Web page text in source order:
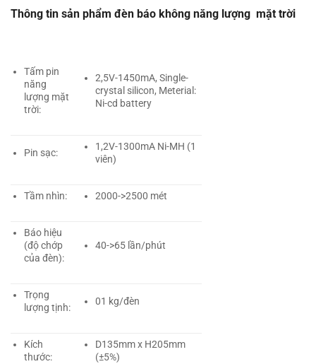
Thông tin sản phẩm đèn báo không năng lượng mặt trời
Tấm pin
năng
lượng mặt
trời:
2,5V-1450mA, Single-
crystal silicon, Meterial:
Ni-cd battery
Pin sạc:
1,2V-1300mA Ni-MH (1
viên)
Tầm nhìn: 2000->2500 mét
Báo hiệu
(độ chớp
của đèn):
40->65 lần/phút
Trọng
lượng tịnh:
01 kg/đèn
Kích
thước:
D135mm x H205mm
(±5%)